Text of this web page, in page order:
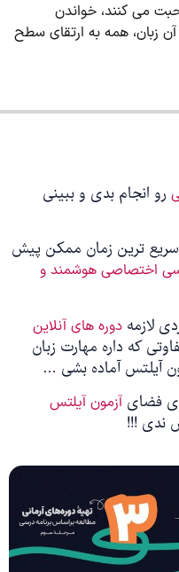
می کنند، خواندن
آن زبان، همه به ارتقای سطح
رو انجام بدی و ببینی
سریع ترین زمان ممکن پیش
اختصاصی هوشمند و
دوره های آنلاین
که داره مهارت زبان
آیلتس آماده بشی …
آزمون آیلتس
ندی !!!